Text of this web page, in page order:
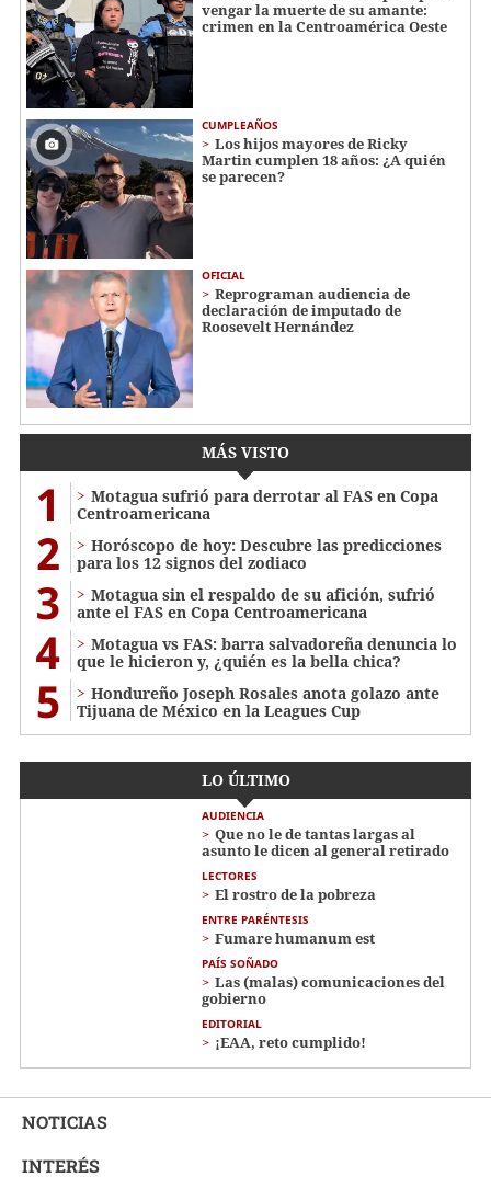
vengar la muerte de su amante:
crimen en la Centroamérica Oeste
CUMPLEAÑOS
Los hijos mayores de Ricky
Martin cumplen 18 años: ¿A quién
se parecen?
OFICIAL
Reprograman audiencia de
declaración de imputado de
Roosevelt Hernández
MÁS VISTO
1
Motagua sufrió para derrotar al FAS en Copa
Centroamericana
2
Horóscopo de hoy: Descubre las predicciones
para los 12 signos del zodiaco
3
Motagua sin el respaldo de su afición, sufrió
ante el FAS en Copa Centroamericana
4
Motagua vs FAS: barra salvadoreña denuncia lo
que le hicieron y, ¿quién es la bella chica?
5
Hondureño Joseph Rosales anota golazo ante
Tijuana de México en la Leagues Cup
LO ÚLTIMO
AUDIENCIA
Que no le de tantas largas al
asunto le dicen al general retirado
LECTORES
El rostro de la pobreza
ENTRE PARÉNTESIS
Fumare humanum est
PAÍS SOÑADO
Las (malas) comunicaciones del
gobierno
EDITORIAL
¡EAA, reto cumplido!
NOTICIAS
INTERÉS